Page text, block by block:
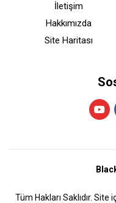
İletişim
Hakkımızda
Site Haritası
Tüm Hakları Saklıdır.